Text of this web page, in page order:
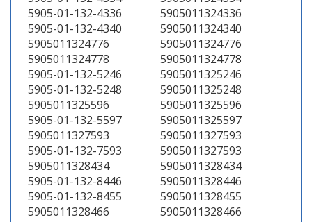
5905-01-132-4336
5905011324336
5905-01-132-4340
5905011324340
5905011324776
5905011324776
5905011324778
5905011324778
5905-01-132-5246
5905011325246
5905-01-132-5248
5905011325248
5905011325596
5905011325596
5905-01-132-5597
5905011325597
5905011327593
5905011327593
5905-01-132-7593
5905011327593
5905011328434
5905011328434
5905-01-132-8446
5905011328446
5905-01-132-8455
5905011328455
5905011328466
5905011328466